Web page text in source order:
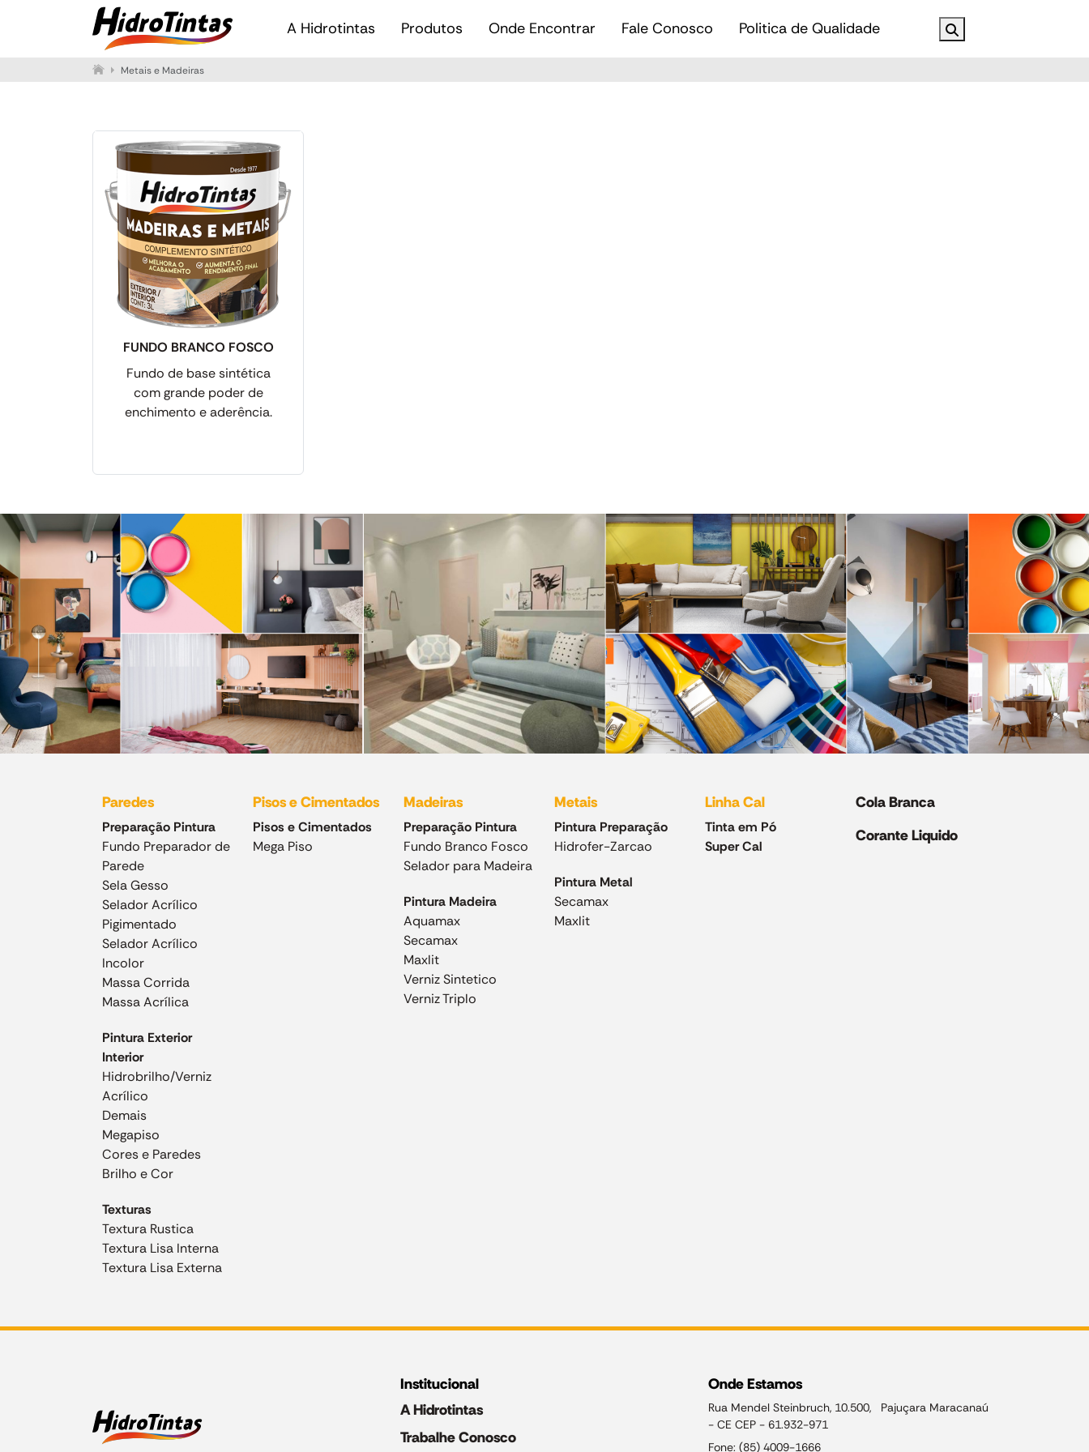
Pular para o conteúdo principal
A Hidrotintas Produtos Onde Encontrar Fale Conosco Politica de Qualidade
Metais e Madeiras
FUNDO BRANCO FOSCO
Fundo de base sintética
com grande poder de
enchimento e aderência.
Paredes
Preparação Pintura
Fundo Preparador de
Parede
Sela Gesso
Selador Acrílico
Pigimentado
Selador Acrílico
Incolor
Massa Corrida
Massa Acrílica
Pintura Exterior
Interior
Hidrobrilho/Verniz
Acrílico
Demais
Megapiso
Cores e Paredes
Brilho e Cor
Texturas
Textura Rustica
Textura Lisa Interna
Textura Lisa Externa
Pisos e Cimentados
Pisos e Cimentados
Mega Piso
Madeiras
Preparação Pintura
Fundo Branco Fosco
Selador para Madeira
Pintura Madeira
Aquamax
Secamax
Maxlit
Verniz Sintetico
Verniz Triplo
Metais
Pintura Preparação
Hidrofer-Zarcao
Pintura Metal
Secamax
Maxlit
Linha Cal
Tinta em Pó
Super Cal
Cola Branca
Corante Liquido
Institucional
A Hidrotintas
Trabalhe Conosco
Onde Estamos
Rua Mendel Steinbruch, 10.500, Pajuçara Maracanaú
- CE CEP - 61.932-971
Fone: (85) 4009-1666